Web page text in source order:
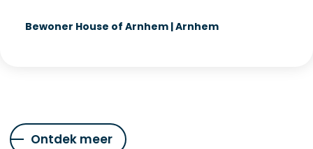
Bewoner House of Arnhem | Arnhem
Ontdek meer